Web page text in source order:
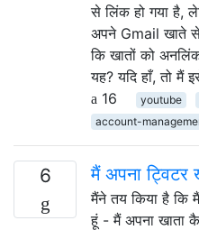
से लिंक हो गया है,
अपने Gmail खाते
कि खातों को
यह? यदि हाँ, तो
16
youtube
account-
6 मैं अपना ट्विटर
मैंने तय किया है कि
हूं - मैं अपना खाता